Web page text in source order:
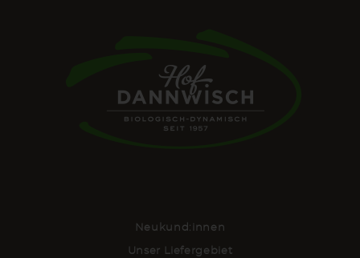
Neukund:innen
Unser Liefergebiet